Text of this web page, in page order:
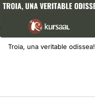
Troia, una veritable odissea!